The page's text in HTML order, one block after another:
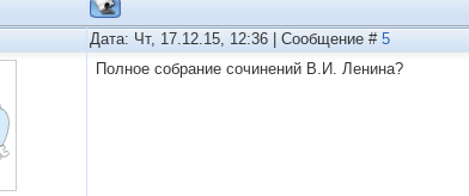
Дата: Чт, 17.12.15, 12:36 | Сообщение # 5
Полное собрание сочинений В.И. Ленина?